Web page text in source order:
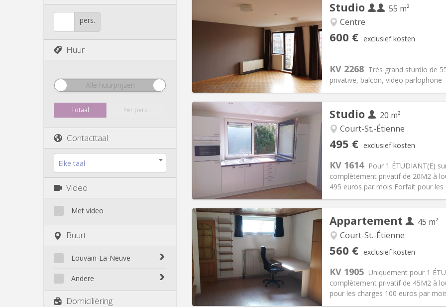
pers.
Huur
Alle huurprijzen
Totaal Per pers.
Contacttaal
Elke taal
Video
Met video
Buurt
Louvain-La-Neuve
Biéreau
Centre
Andere
Domiciliëring
Studio
55 m²
Centre
600 € exclusief kosten
KV 2268 Très grand sturdio de
privative, balcon, video parlophone
Praktische Informatie
600 € (300 €/pers.)
70 € (35 €/pers.)
12 maanden
Toegelaten
Inrichting
Oppervlakte:55 m2
Studio
20 m²
Court-St.-Étienne
495 € exclusief kosten
KV 1614 Pour 1 ÉTUDIANT(E)
complètement privatif de 20M2 à
495 euros par mois Forfait pour
Praktische Informatie
495 €
Kosten:100 €
Duur:12 maanden
Domiciliëring: Nee
Inrichting
Badkamer:Privaat
Oppervlakte:20 m2
Appartement
45 m²
Court-St.-Étienne
560 € exclusief kosten
KV 1905 Uniquement pour 1
complètement privatif de 45M2 à
pour les charges 100 euros par
Praktische Informatie
Huur: 560 €
Kosten:100 €
Duur: 12 maanden
Domiciliëring: Nee
Inrichting
Badkamer:Privaat
Oppervlakte:45 m2